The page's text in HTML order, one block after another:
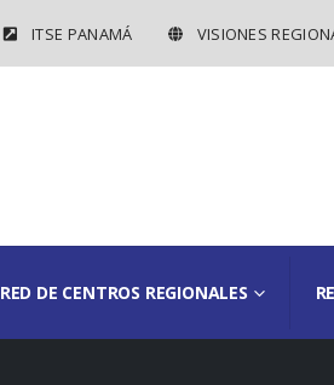
ITSE PANAMÁ VISIONES
RED DE CENTROS REGIONALES